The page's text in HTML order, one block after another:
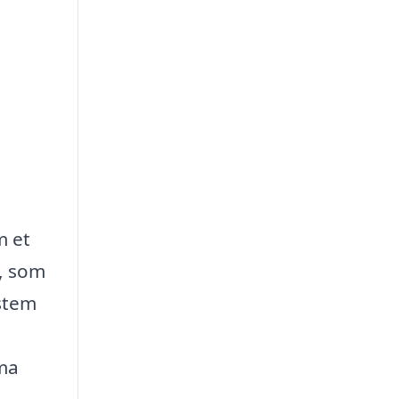
et
som